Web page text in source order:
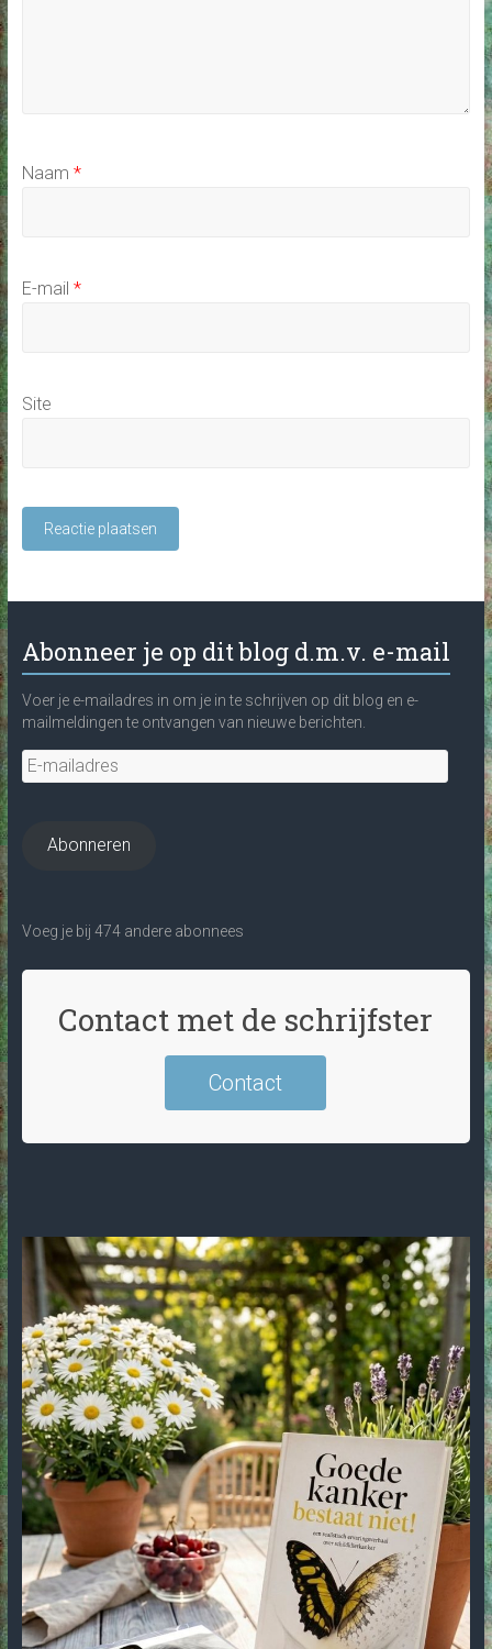
Naam *
E-mail *
Site
Abonneer je op dit blog d.m.v. e-mail
Voer je e-mailadres in om je in te schrijven op dit blog en e-
mailmeldingen te ontvangen van nieuwe berichten.
E-
mailadres
Abonneren
Voeg je bij 474 andere abonnees
Contact met de schrijfster
Contact